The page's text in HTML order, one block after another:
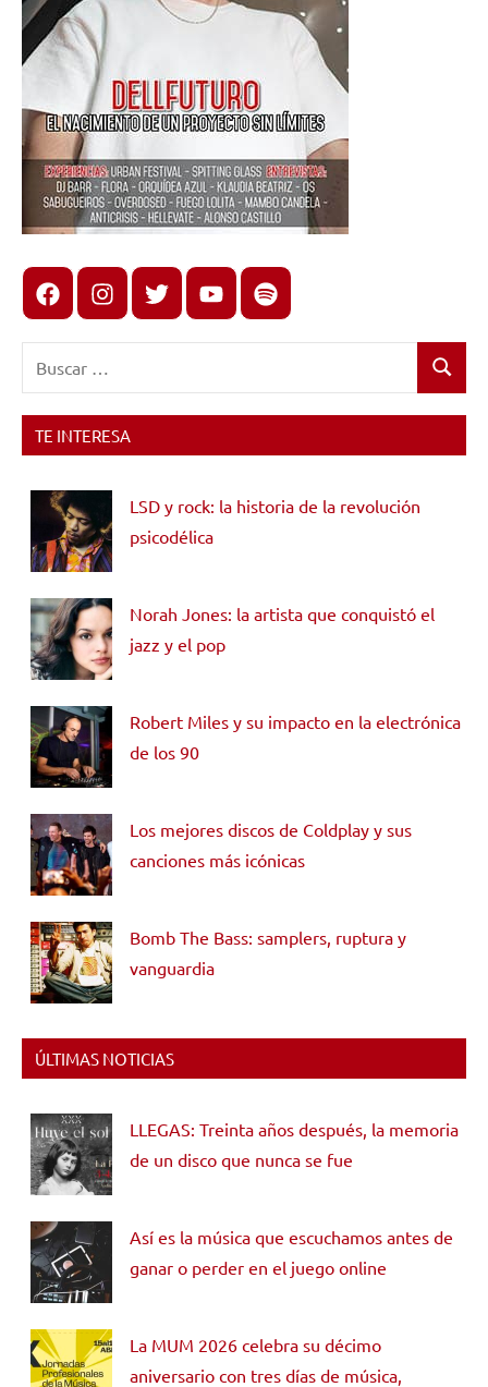
FacebookInstagram
X youtubespotify
Buscar
TE INTERESA
LSD y rock: la historia de la revolución
psicodélica
Norah Jones: la artista que conquistó el
jazz y el pop
Robert Miles y su impacto en la electrónica
de los 90
Los mejores discos de Coldplay y sus
canciones más icónicas
Bomb The Bass: samplers, ruptura y
vanguardia
ÚLTIMAS NOTICIAS
LLEGAS: Treinta años después, la memoria
de un disco que nunca se fue
Así es la música que escuchamos antes de
ganar o perder en el juego online
La MUM 2026 celebra su décimo
aniversario con tres días de música,